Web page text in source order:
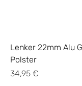
Lenker 22mm Alu
Polster
Preis
34,95 €